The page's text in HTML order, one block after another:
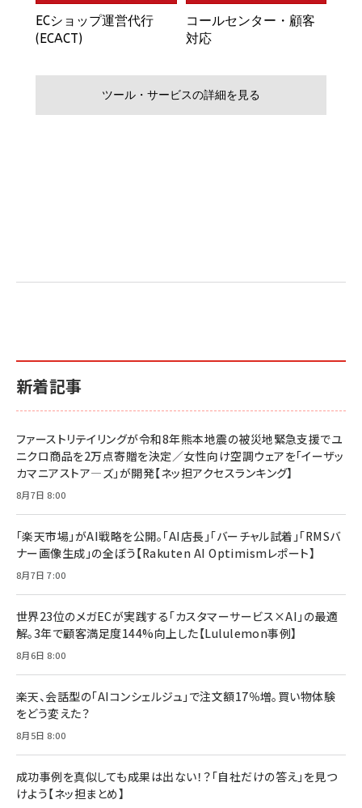
新着記事
ファーストリテイリングが令和8年熊本地震の被災地緊急支援でユ
ニクロ商品を2万点寄贈を決定／女性向け空調ウェアを「イーザッ
カマニアストア―ズ」が開発【ネッ担アクセスランキング】
8月7日 8:00
「楽天市場」がAI戦略を公開。「AI店長」「バーチャル試着」「RMSバ
ナー画像生成」の全ぼう【Rakuten AI Optimismレポート】
8月7日 7:00
世界23位のメガECが実践する「カスタマーサービス×AI」の最適
解。3年で顧客満足度144%向上した【Lululemon事例】
8月6日 8:00
楽天、会話型の「AIコンシェルジュ」で注文額17％増。買い物体験
をどう変えた？
8月5日 8:00
成功事例を真似しても成果は出ない！？「自社だけの答え」を見つ
けよう【ネッ担まとめ】